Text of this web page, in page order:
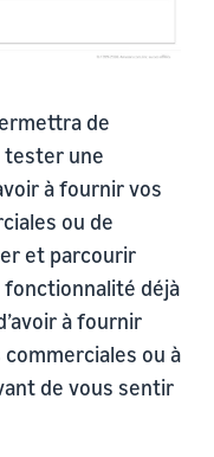
de
tester une
à fournir vos
ou de
et parcourir
déjà
à fournir
ou à
de vous sentir